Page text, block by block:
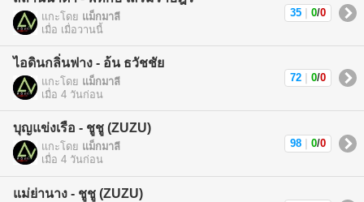
แกะโดย แม็กมาลี
เมื่อ เมื่อวานนี้
35 0/0
ไอดินกลิ่นฟาง - อ้น ธวัชชัย
แกะโดย แม็กมาลี
เมื่อ 4 วันก่อน
72 0/0
บุญแข่งเรือ - ชูชู (ZUZU)
แกะโดย แม็กมาลี
เมื่อ 4 วันก่อน
98 0/0
แม่ย่านาง - ชูชู (ZUZU)